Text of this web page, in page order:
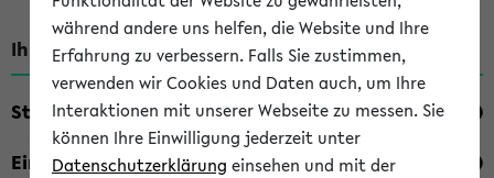
Ihre Suchkriterien:
Studienfach
Einrichtung
während andere uns helfen, die Website und Ihre
Erfahrung zu verbessern. Falls Sie zustimmen,
verwenden wir Cookies und Daten auch, um Ihre
Interaktionen mit unserer Webseite zu messen. Sie
können Ihre Einwilligung jederzeit unter
Datenschutzerklärung einsehen und mit der